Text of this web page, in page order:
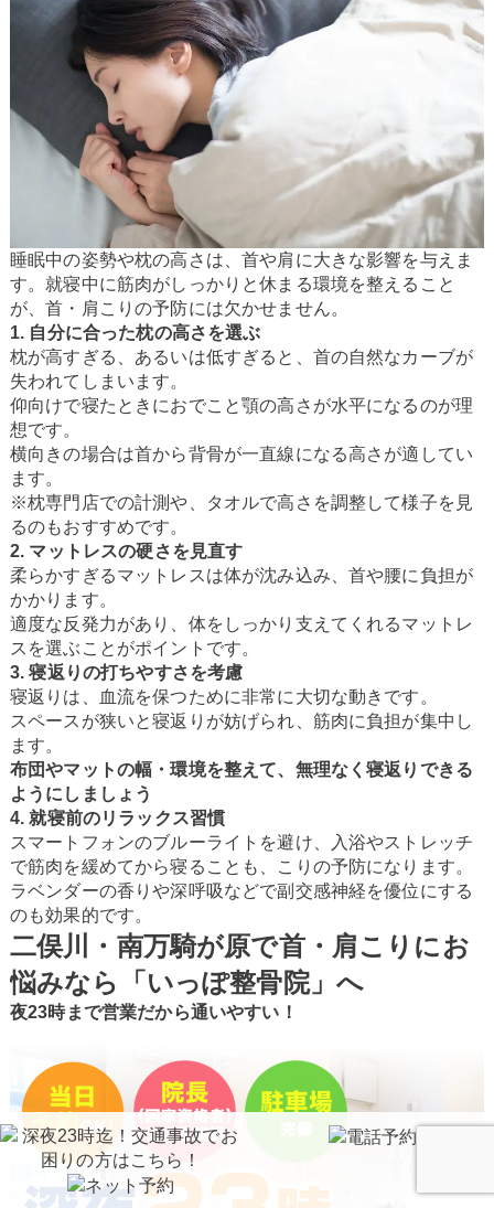
睡眠中の姿勢や枕の高さは、首や肩に大きな影響を与えま
す。就寝中に筋肉がしっかりと休まる環境を整えること
が、首・肩こりの予防には欠かせません。
1. 自分に合った枕の高さを選ぶ
枕が高すぎる、あるいは低すぎると、首の自然なカーブが
失われてしまいます。
仰向けで寝たときにおでこと顎の高さが水平になるのが理
想です。
横向きの場合は首から背骨が一直線になる高さが適してい
ます。
※枕専門店での計測や、タオルで高さを調整して様子を見
るのもおすすめです。
2. マットレスの硬さを見直す
柔らかすぎるマットレスは体が沈み込み、首や腰に負担が
かかります。
適度な反発力があり、体をしっかり支えてくれるマットレ
スを選ぶことがポイントです。
3. 寝返りの打ちやすさを考慮
寝返りは、血流を保つために非常に大切な動きです。
スペースが狭いと寝返りが妨げられ、筋肉に負担が集中し
ます。
布団やマットの幅・環境を整えて、無理なく寝返りできる
ようにしましょう
4. 就寝前のリラックス習慣
スマートフォンのブルーライトを避け、入浴やストレッチ
で筋肉を緩めてから寝ることも、こりの予防になります。
ラベンダーの香りや深呼吸などで副交感神経を優位にする
のも効果的です。
二俣川・南万騎が原で首・肩こりにお
悩みなら「いっぽ整骨院」へ
夜23時まで営業だから通いやすい！